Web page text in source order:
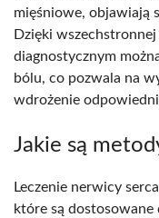
mięśniowe, objawiają
Dzięki
diagnostycznym
bólu, co pozwala na
wdrożenie
Jakie są
Leczenie nerwicy
które są dostosowane